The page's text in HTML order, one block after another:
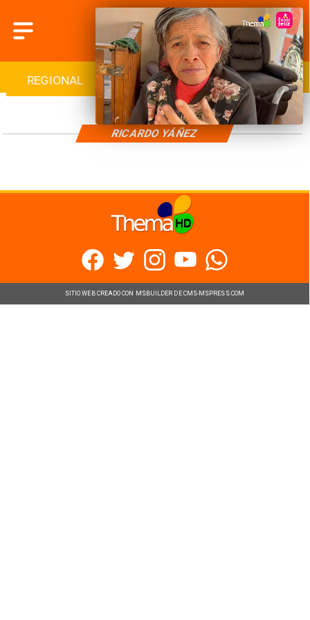
REGIONAL INTERNACIONAL DEPORTES
RICARDO YÁÑEZ
SITIO WEB CREADO CON MSBUILDER DE CMS-MSPRESS.COM